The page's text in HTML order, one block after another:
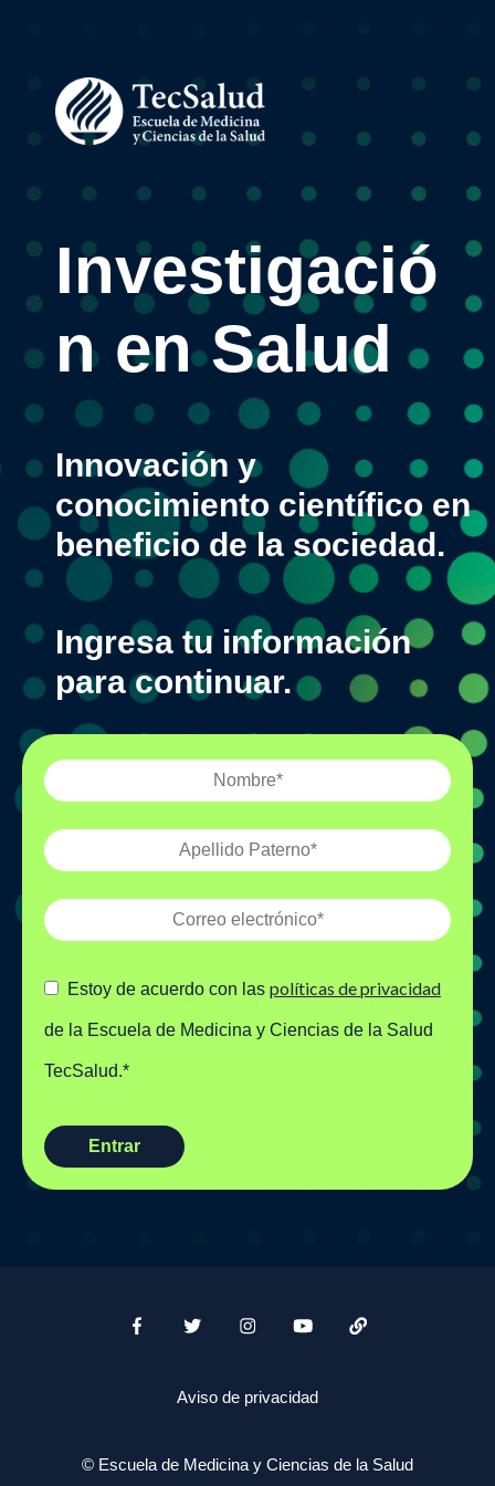
Investigació
n en Salud
Innovación y
conocimiento científico en
beneficio de la sociedad.
Ingresa tu información
para continuar.
Estoy de acuerdo con las políticas de privacidad
de la Escuela de Medicina y Ciencias de la Salud
TecSalud.*
Aviso de privacidad
© Escuela de Medicina y Ciencias de la Salud